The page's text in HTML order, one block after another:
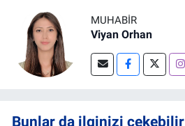
MUHABIR
Viyan Orhan
Bunlar da ilginizi çekebilir